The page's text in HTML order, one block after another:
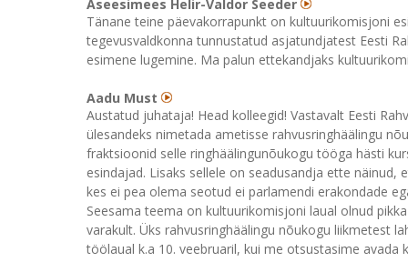
Aseesimees Helir-Valdor Seeder
Tänane teine päevakorrapunkt on kultuurikomisjoni
tegevusvaldkonna tunnustatud asjatundjatest Eesti
esimene lugemine. Ma palun ettekandjaks
Aadu Must
Austatud juhataja! Head kolleegid! Vastavalt Eesti
ülesandeks nimetada ametisse rahvusringhäälingu
fraktsioonid selle ringhäälingunõukogu tööga hästi
esindajad. Lisaks sellele on seadusandja ette
kes ei pea olema seotud ei parlamendi erakondade
Seesama teema on kultuurikomisjoni laual olnud
varakult. Üks rahvusringhäälingu nõukogu liikmetest
töölaual k.a 10. veebruaril, kui me otsustasime